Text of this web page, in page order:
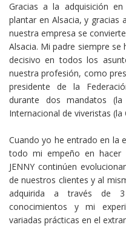
Gracias a la adquisición
plantar en Alsacia, y gracias
nuestra empresa se
Alsacia. Mi padre siempre
decisivo en todos los
nuestra profesión, como
presidente de la
durante dos mandatos
Internacional de viveristas (la
Cuando yo he entrado en la
todo mi empeño en hacer
JENNY continúen
de nuestros clientes y al
adquirida a través de 3
conocimientos y mi
variadas prácticas en el